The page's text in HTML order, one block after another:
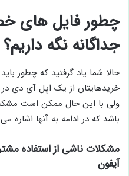
چطور فایل های
جداگانه نگه داریم؟
حالا شما یاد گرفتید که چطور
خریدهایتان از یک اپل آی دی در
ولی با این حال ممکن است
باشد که در ادامه به آنها اشاره
مشکلات ناشی از استفاده
آیفون